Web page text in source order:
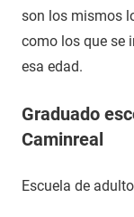
son los mismos
como los que se
esa edad.
Graduado
Caminreal
Escuela de